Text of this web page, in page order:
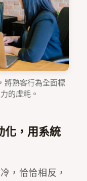
將熟客行為全面標
的虛耗。
化，用系統
，恰恰相反，